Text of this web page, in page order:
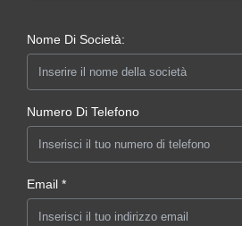
Nome Di Società:
Numero Di Telefono
Email *